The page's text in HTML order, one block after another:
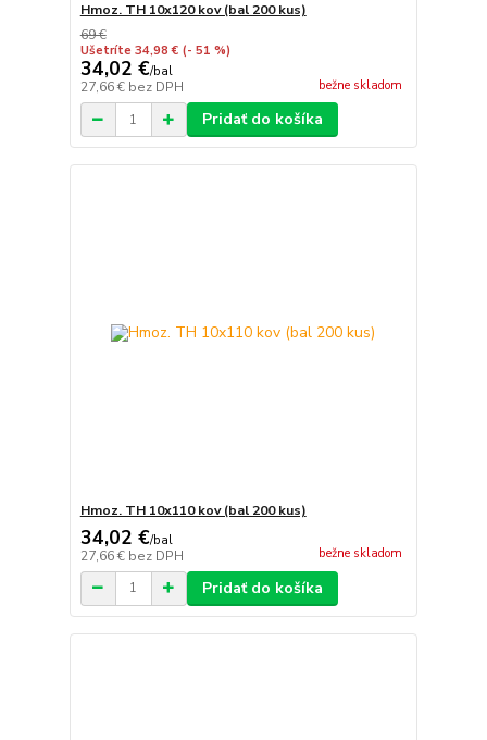
Hmoz. TH 10x120 kov (bal 200 kus)
69 €
Ušetríte 34,98 € (- 51 %)
34,02 €/bal
27,66 € bez DPH bežne skladom
Pridať do košíka
Hmoz. TH 10x110 kov (bal 200 kus)
34,02 €/bal
27,66 € bez DPH bežne skladom
Pridať do košíka